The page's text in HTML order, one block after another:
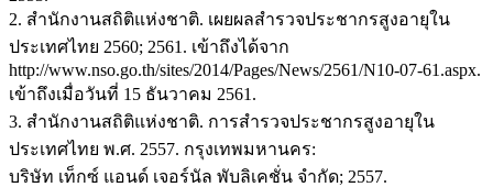
2. สำนักงานสถิติแห่งชาติ. เผยผลสำรวจประชากรสูงอายุใน
ประเทศไทย 2560; 2561. เข้าถึงได้จาก
http://www.nso.go.th/sites/2014/Pages/News/2561/N10-07-61.aspx.
เข้าถึงเมื่อวันที่ 15 ธันวาคม 2561.
3. สำนักงานสถิติแห่งชาติ. การสำรวจประชากรสูงอายุใน
ประเทศไทย พ.ศ. 2557. กรุงเทพมหานคร:
บริษัท เท็กซ์ แอนด์ เจอร์นัล พับลิเคชั่น จำกัด; 2557.